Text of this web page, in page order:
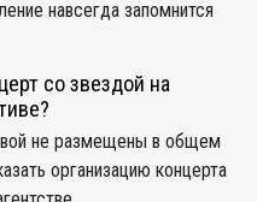
навсегда запомнится
со звездой на
не размещены в общем
организацию концерта